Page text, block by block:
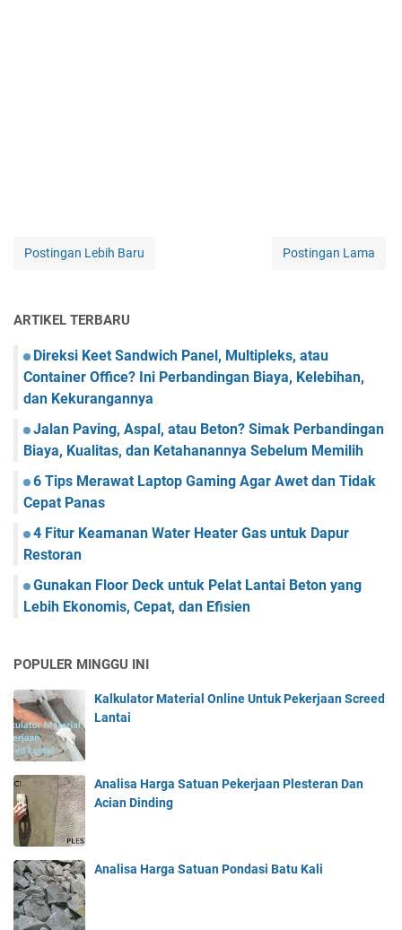
Postingan Lebih Baru Postingan Lama
ARTIKEL TERBARU
Direksi Keet Sandwich Panel, Multipleks, atau
Container Office? Ini Perbandingan Biaya, Kelebihan,
dan Kekurangannya
Jalan Paving, Aspal, atau Beton? Simak Perbandingan
Biaya, Kualitas, dan Ketahanannya Sebelum Memilih
6 Tips Merawat Laptop Gaming Agar Awet dan Tidak
Cepat Panas
4 Fitur Keamanan Water Heater Gas untuk Dapur
Restoran
Gunakan Floor Deck untuk Pelat Lantai Beton yang
Lebih Ekonomis, Cepat, dan Efisien
POPULER MINGGU INI
Kalkulator Material Online Untuk Pekerjaan Screed
Lantai
Analisa Harga Satuan Pekerjaan Plesteran Dan
Acian Dinding
Analisa Harga Satuan Pondasi Batu Kali